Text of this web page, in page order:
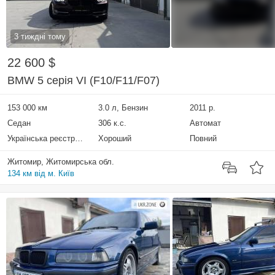
3 тиждні тому
22 600 $
BMW 5 серія VI (F10/F11/F07)
153 000 км 3.0 л, Бензин
2011 р.
Седан
306 к.с.
Автомат
Українська реєстрація
Хороший Повний
Житомир, Житомирська обл.
134 км від м. Київ